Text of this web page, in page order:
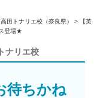
田トナリエ校（奈良県） >
【英
登場★
ナリエ校
待ちかね